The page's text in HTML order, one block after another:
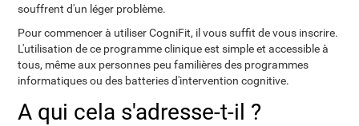
souffrent d'un léger problème.
Pour commencer à utiliser CogniFit, il vous suffit de vous inscrire.
L'utilisation de ce programme clinique est simple et accessible à
tous, même aux personnes peu familières des programmes
informatiques ou des batteries d'intervention cognitive.
A qui cela s'adresse-t-il ?